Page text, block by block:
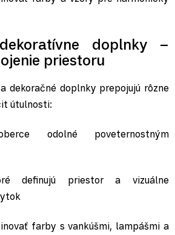
doplnky –
priestoru
a dekoračné doplnky prepojujú rôzne
útulnosti:
odolné poveternostným
definujú priestor a vizuálne
farby s vankúšmi, lampášmi a